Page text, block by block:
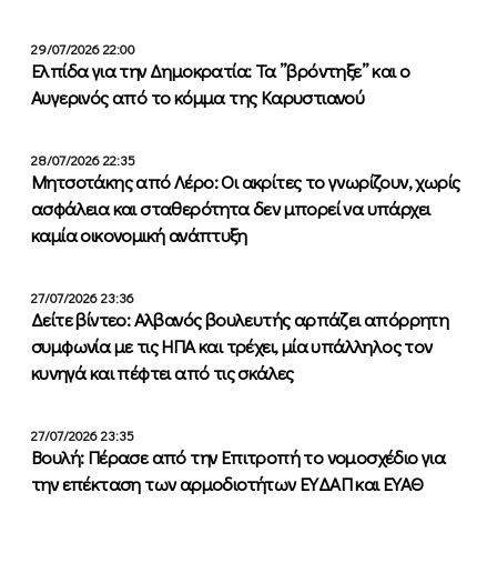
29/07/2026 22:00
Ελπίδα για την Δημοκρατία: Τα ”βρόντηξε” και ο
Αυγερινός από το κόμμα της Καρυστιανού
28/07/2026 22:35
Μητσοτάκης από Λέρο: Οι ακρίτες το γνωρίζουν, χωρίς
ασφάλεια και σταθερότητα δεν μπορεί να υπάρχει
καμία οικονομική ανάπτυξη
27/07/2026 23:36
Δείτε βίντεο: Αλβανός βουλευτής αρπάζει απόρρητη
συμφωνία με τις ΗΠΑ και τρέχει, μία υπάλληλος τον
κυνηγά και πέφτει από τις σκάλες
27/07/2026 23:35
Βουλή: Πέρασε από την Επιτροπή το νομοσχέδιο για
την επέκταση των αρμοδιοτήτων ΕΥΔΑΠ και ΕΥΑΘ